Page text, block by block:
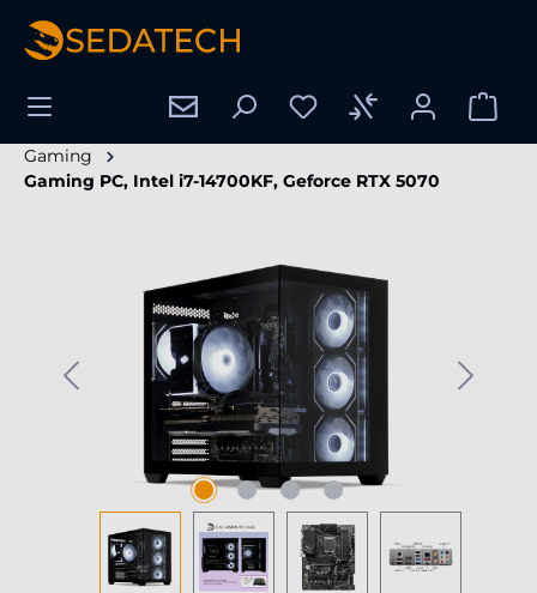
Gaming
Gaming PC, Intel i7-14700KF, Geforce RTX 5070